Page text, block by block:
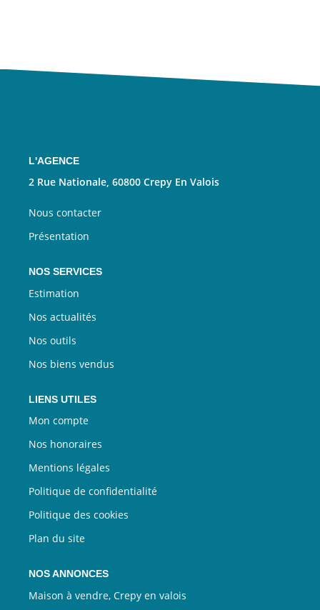
L'AGENCE
2 Rue Nationale, 60800 Crepy En Valois
Nous contacter
Présentation
NOS SERVICES
Estimation
Nos actualités
Nos outils
Nos biens vendus
LIENS UTILES
Mon compte
Nos honoraires
Mentions légales
Politique de confidentialité
Politique des cookies
Plan du site
NOS ANNONCES
Maison à vendre, Crepy en valois